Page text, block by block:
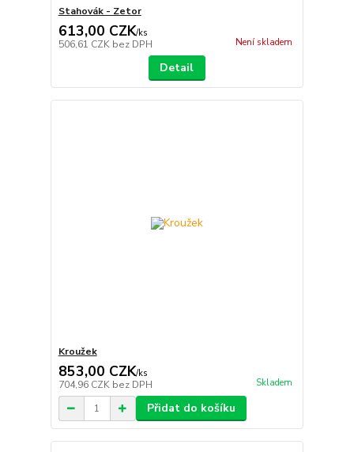
Stahovák - Zetor
613,00 CZK/ks
506,61 CZK bez DPH Není skladem
Detail
Kroužek
853,00 CZK/ks
704,96 CZK bez DPH Skladem
Přidat do košíku